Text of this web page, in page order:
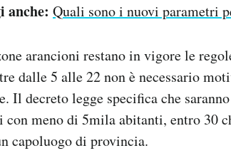
anche: Quali sono i nuovi parametri
arancioni restano in vigore le
dalle 5 alle 22 non è necessario
Il decreto legge specifica che
con meno di 5mila abitanti, entro 30
capoluogo di provincia.